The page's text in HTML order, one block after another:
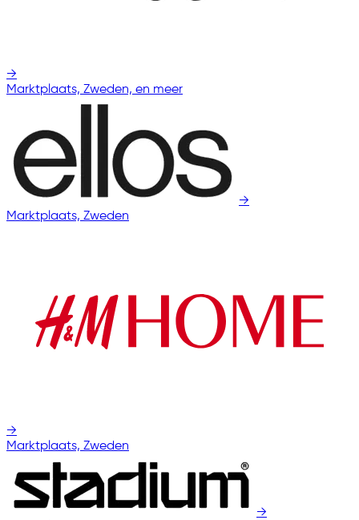
→
Marktplaats, Zweden, en meer
→
Marktplaats, Zweden
→
Marktplaats, Zweden
→